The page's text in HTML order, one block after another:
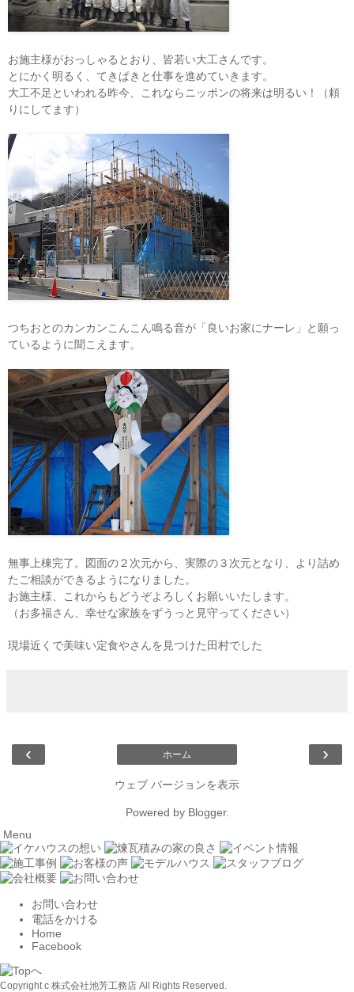
お施主様がおっしゃるとおり、皆若い大工さんです。
とにかく明るく、てきぱきと仕事を進めていきます。
大工不足といわれる昨今、これならニッポンの将来は明るい！（頼
りにしてます）
つちおとのカンカンこんこん鳴る音が「良いお家にナーレ」と願っ
ているように聞こえます。
無事上棟完了。図面の２次元から、実際の３次元となり、より詰め
たご相談ができるようになりました。
お施主様、これからもどうぞよろしくお願いいたします。
（お多福さん、幸せな家族をずうっと見守ってください）
現場近くで美味い定食やさんを見つけた田村でした
‹ ›
ホーム
ウェブ バージョンを表示
Powered by Blogger.
Menu
お問い合わせ
電話をかける
Home
Facebook
Copyright c 株式会社池芳工務店 All Rights Reserved.